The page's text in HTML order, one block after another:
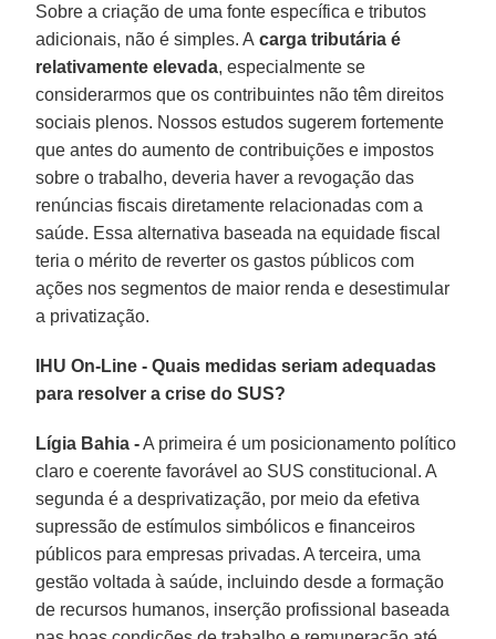
Sobre a criação de uma fonte específica e tributos
adicionais, não é simples. A carga tributária é
relativamente elevada, especialmente se
considerarmos que os contribuintes não têm direitos
sociais plenos. Nossos estudos sugerem fortemente
que antes do aumento de contribuições e impostos
sobre o trabalho, deveria haver a revogação das
renúncias fiscais diretamente relacionadas com a
saúde. Essa alternativa baseada na equidade fiscal
teria o mérito de reverter os gastos públicos com
ações nos segmentos de maior renda e desestimular
a privatização.
IHU On-Line - Quais medidas seriam adequadas
para resolver a crise do SUS?
Lígia Bahia -A primeira é um posicionamento político
claro e coerente favorável ao SUS constitucional. A
segunda é a desprivatização, por meio da efetiva
supressão de estímulos simbólicos e financeiros
públicos para empresas privadas. A terceira, uma
gestão voltada à saúde, incluindo desde a formação
de recursos humanos, inserção profissional baseada